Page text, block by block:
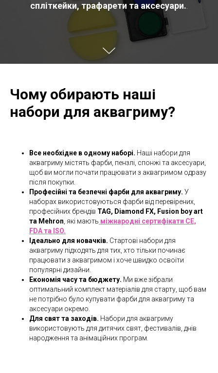
спліткейки, трафарети та аксесуари.
Чому обирають наші
набори для аквагриму?
Все необхідне в одному наборі. Наші набори для
аквагриму містять фарби, пензлі, спонжі та аксесуари,
щоб ви могли почати працювати з аквагримом одразу
після покупки.
Професійні та безпечні фарби для аквагриму. У
наборах використовуються фарби від перевірених,
професійних брендів TAG, Diamond FX, Fusion boy art
та Mehron , які мають міжнародні сертифікати CE,
FDA та ISO.
Ідеально для новачків. Стартові набори для
аквагриму підходять для тих, хто тільки починає
працювати з аквагримом і хоче швидко освоїти
популярні дизайни.
Економія часу та бюджету. Ми вже зібрали
оптимальний комплект матеріалів для старту, щоб вам
не потрібно було купувати фарби для аквагриму та
аксесуари окремо.
Для свят та заходів. Набори для аквагриму
використовують для дитячих свят, фестивалів, днів
народження та анімаційних програм.